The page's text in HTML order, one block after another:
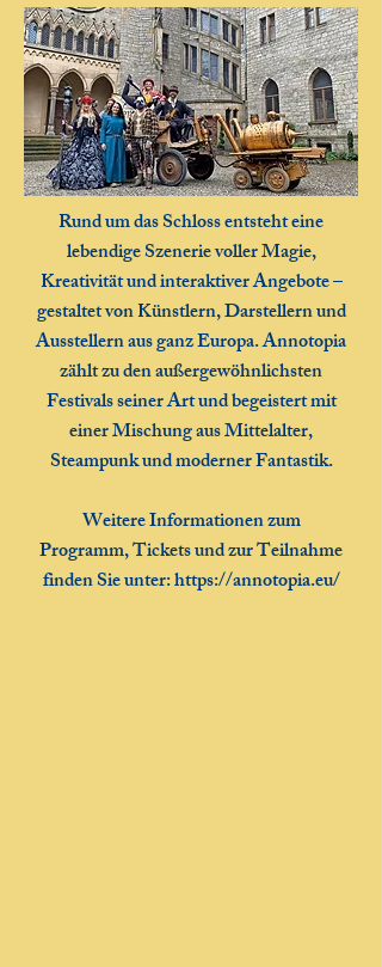
Rund um das Schloss entsteht eine
lebendige Szenerie voller Magie,
Kreativität und interaktiver Angebote –
gestaltet von Künstlern, Darstellern und
Ausstellern aus ganz Europa. Annotopia
zählt zu den außergewöhnlichsten
Festivals seiner Art und begeistert mit
einer Mischung aus Mittelalter,
Steampunk und moderner Fantastik.
Weitere Informationen zum
Programm, Tickets und zur Teilnahme
finden Sie unter:https://annotopia.eu/